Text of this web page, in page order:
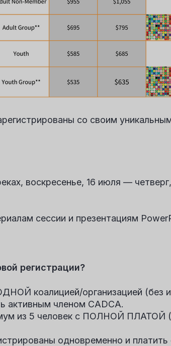
со своим
воскресенье, 16 июля —
сессии и презентациям
регистрации?
коалицией/организацией (без
активным членом CADCA.
из 5 человек с ПОЛНОЙ ПЛАТОЙ
одновременно и